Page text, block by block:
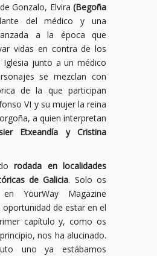
Gonzalo, Elvira (Begoña
del médico y una
a la época que
vidas en contra de los
junto a un médico
se mezclan con
de la que participan
VI y su mujer la reina
a quien interpretan
Etxeandía y Cristina
rodada en localidades
de Galicia. Solo os
YourWay Magazine
de estar en el
capítulo y, como os
nos ha alucinado.
uno ya estábamos